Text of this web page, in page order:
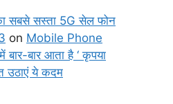
सबसे सस्ता 5G सेल फोन
on Mobile Phone
बार आता है ‘ कृपया
उठाएं ये कदम